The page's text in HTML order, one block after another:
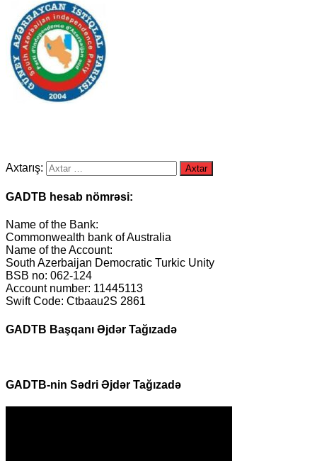
Axtarış:
GADTB hesab nömrəsi:
Name of the Bank:
Commonwealth bank of Australia
Name of the Account:
South Azerbaijan Democratic Turkic Unity
BSB no: 062-124
Account number: 11445113
Swift Code: Ctbaau2S 2861
GADTB Başqanı Əjdər Tağızadə
GADTB-nin Sədri Əjdər Tağızadə